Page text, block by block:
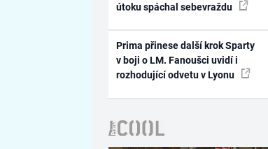
útoku spáchal sebevraždu
Prima přinese další krok Sparty
v boji o LM. Fanoušci uvidí i
rozhodující odvetu v Lyonu